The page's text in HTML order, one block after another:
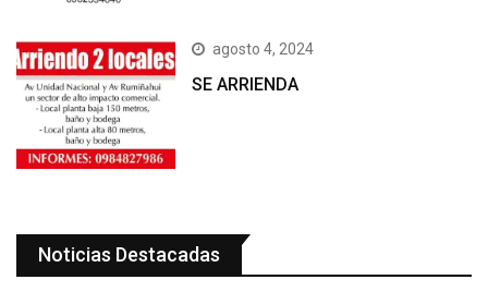
agosto 4, 2024
SE ARRIENDA
Noticias Destacadas